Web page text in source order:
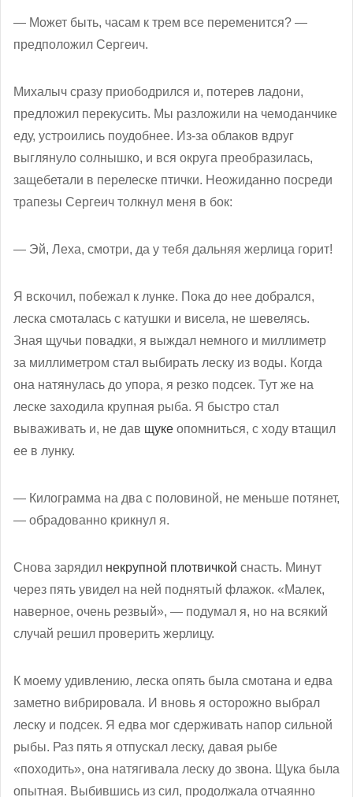
— Может быть, часам к трем все переменится? —
предположил Сергеич.
Михалыч сразу приободрился и, потерев ладони,
предложил перекусить. Мы разложили на чемоданчике
еду, устроились поудобнее. Из-за облаков вдруг
выглянуло солнышко, и вся округа преобразилась,
защебетали в перелеске птички. Неожиданно посреди
трапезы Сергеич толкнул меня в бок:
— Эй, Леха, смотри, да у тебя дальняя жерлица горит!
Я вскочил, побежал к лунке. Пока до нее добрался,
леска смоталась с катушки и висела, не шевелясь.
Зная щучьи повадки, я выждал немного и миллиметр
за миллиметром стал выбирать леску из воды. Когда
она натянулась до упора, я резко подсек. Тут же на
леске заходила крупная рыба. Я быстро стал
вываживать и, не дав щуке опомниться, с ходу втащил
ее в лунку.
— Килограмма на два с половиной, не меньше потянет,
— обрадованно крикнул я.
Снова зарядил некрупной плотвичкой снасть. Минут
через пять увидел на ней поднятый флажок. «Малек,
наверное, очень резвый», — подумал я, но на всякий
случай решил проверить жерлицу.
К моему удивлению, леска опять была смотана и едва
заметно вибрировала. И вновь я осторожно выбрал
леску и подсек. Я едва мог сдерживать напор сильной
рыбы. Раз пять я отпускал леску, давая рыбе
«походить», она натягивала леску до звона. Щука была
опытная. Выбившись из сил, продолжала отчаянно